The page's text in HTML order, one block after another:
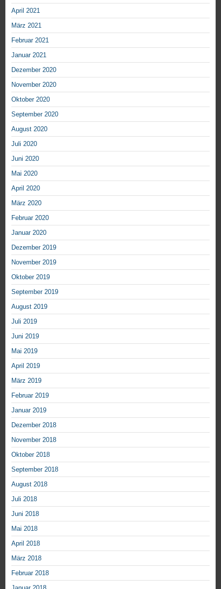
April 2021
März 2021
Februar 2021
Januar 2021
Dezember 2020
November 2020
Oktober 2020
September 2020
August 2020
Juli 2020
Juni 2020
Mai 2020
April 2020
März 2020
Februar 2020
Januar 2020
Dezember 2019
November 2019
Oktober 2019
September 2019
August 2019
Juli 2019
Juni 2019
Mai 2019
April 2019
März 2019
Februar 2019
Januar 2019
Dezember 2018
November 2018
Oktober 2018
September 2018
August 2018
Juli 2018
Juni 2018
Mai 2018
April 2018
März 2018
Februar 2018